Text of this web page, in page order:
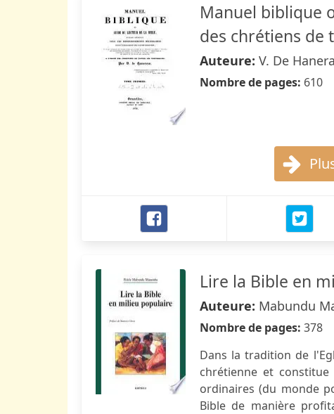
Manuel biblique
des chrétiens de
Auteure: V. De
Nombre de pages: 610
Lire la Bible en
Auteure: Mabundu
Nombre de pages: 378
Dans la tradition de
chrétienne et
ordinaires (du monde
Bible de manière